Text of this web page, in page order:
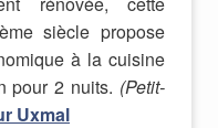
siècle propose
à la cuisine
pour 2 nuits. (Petit-
Uxmal